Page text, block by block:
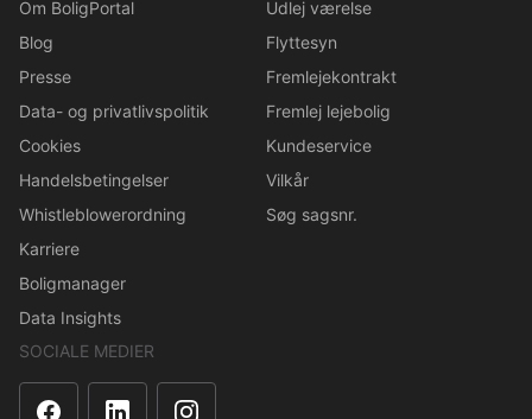
Om BoligPortal
Blog
Presse
Data- og privatlivspolitik
Cookies
Handelsbetingelser
Whistleblowerordning
Karriere
Boligmanager
Data Insights
Udlej værelse
Flyttesyn
Fremlejekontrakt
Fremlej lejebolig
Kundeservice
Vilkår
Søg sagsnr.
SOCIALE MEDIER